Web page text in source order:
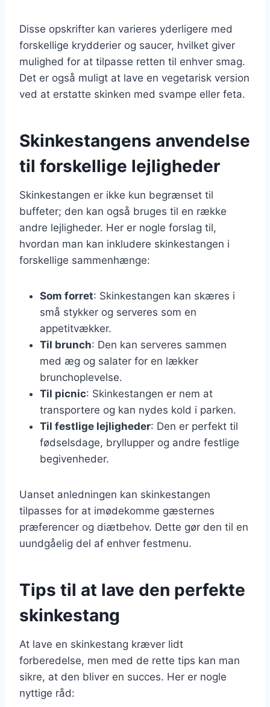
Disse opskrifter kan varieres yderligere med
forskellige krydderier og saucer, hvilket giver
mulighed for at tilpasse retten til enhver smag.
Det er også muligt at lave en vegetarisk version
ved at erstatte skinken med svampe eller feta.
Skinkestangens anvendelse
til forskellige lejligheder
Skinkestangen er ikke kun begrænset til
buffeter; den kan også bruges til en række
andre lejligheder. Her er nogle forslag til,
hvordan man kan inkludere skinkestangen i
forskellige sammenhænge:
Som forret: Skinkestangen kan skæres i
små stykker og serveres som en
appetitvækker.
Til brunch: Den kan serveres sammen
med æg og salater for en lækker
brunchoplevelse.
Til picnic: Skinkestangen er nem at
transportere og kan nydes kold i parken.
Til festlige lejligheder: Den er perfekt til
fødselsdage, bryllupper og andre festlige
begivenheder.
Uanset anledningen kan skinkestangen
tilpasses for at imødekomme gæsternes
præferencer og diætbehov. Dette gør den til en
uundgåelig del af enhver festmenu.
Tips til at lave den perfekte
skinkestang
At lave en skinkestang kræver lidt
forberedelse, men med de rette tips kan man
sikre, at den bliver en succes. Her er nogle
nyttige råd: